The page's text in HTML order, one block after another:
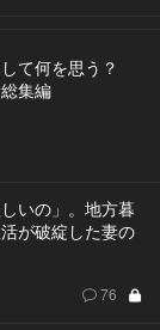
て何を思う？
集編
いの」。地方暮
が破綻した妻の
76